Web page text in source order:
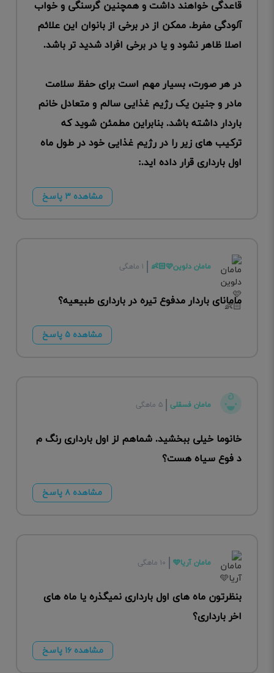
قاعدگی خواهند داشت و همچنین گرسنگی و خواب
آلودگی مفرط. ممکن از در برخی از بانوان این علائم
اصلا ظاهر نشود و یا در برخی افراد شدید تر باشد.
در هر صورت، بسیار مهم است برای حفظ سلامت
مادر و جنین یک رژیم غذایی سالم و متعادل خانم
باردار داشته باشد. بنابراین مطمئن شوید که
ترکیب های زیر را در رژیم غذایی خود در طول ماه
اول بارداری قرار داده اید.:
مشاهده ۳ پاسخ
مامان دلوین🩷👶🏻 ۱ ماهگی
مامانای باردار مدفوع تیره در بارداری طبیعیه؟
مشاهده ۵ پاسخ
مامان فسقلی ۵ ماهگی
خانوما خیلی ببخشید. شماهم لز اول بارداری رنگ م
د فوع سیاه هست؟
مشاهده ۸ پاسخ
مامان آریا🩵 ۱۰ ماهگی
بنظرتون ماه های اول بارداری نمیگذره یا ماه های
اخر بارداری؟
مشاهده ۱۶ پاسخ